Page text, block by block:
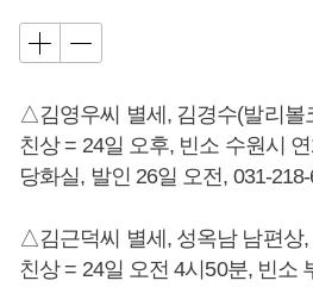
△김영우씨 별세, 김경수(발리볼
친상 = 24일 오후, 빈소 수원시
당화실, 발인 26일 오전, 031-
△김근덕씨 별세, 성옥남 남편상,
친상 = 24일 오전 4시50분, 빈소